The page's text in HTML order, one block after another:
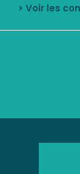
> Voir les